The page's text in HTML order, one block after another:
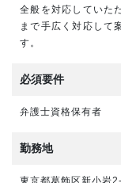
全般を対応していた
まで手広く対応して
す。
必須要件
弁護士資格保有者
勤務地
東京都葛飾区新小岩